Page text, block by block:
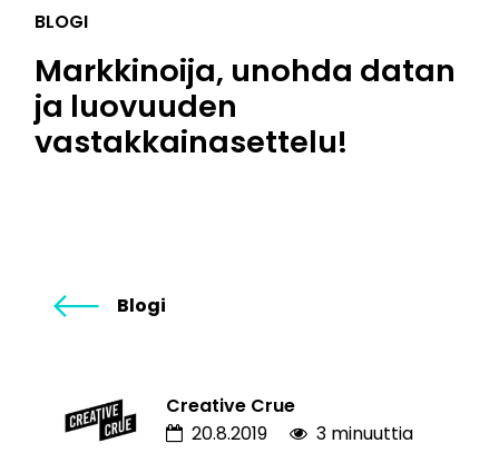
BLOGI
Markkinoija, unohda datan
ja luovuuden
vastakkainasettelu!
Blogi
Creative Crue
20.8.2019
3 minuuttia